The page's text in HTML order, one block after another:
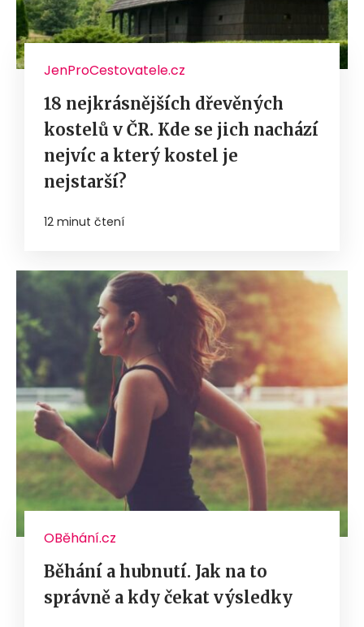
JenProCestovatele.cz
18 nejkrásnějších dřevěných
kostelů v ČR. Kde se jich nachází
nejvíc a který kostel je
nejstarší?
12 minut čtení
OBěhání.cz
Běhání a hubnutí. Jak na to
správně a kdy čekat výsledky